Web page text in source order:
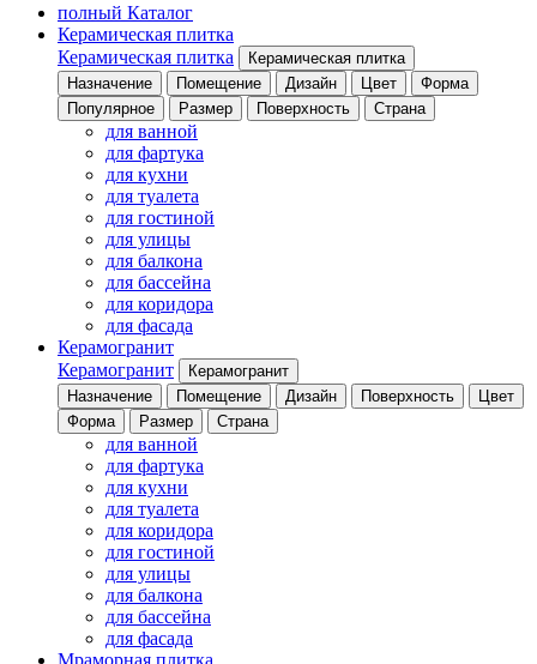
полный Каталог
Керамическая плитка
Керамическая плитка
Керамическая плитка
Назначение
Помещение Дизайн Цвет
Форма
Популярное
Размер Поверхность Страна
для ванной
для фартука
для кухни
для туалета
для гостиной
для улицы
для балкона
для бассейна
для коридора
для фасада
Керамогранит
Керамогранит
Керамогранит
Назначение
Помещение Дизайн Поверхность
Цвет
Форма
Размер Страна
для ванной
для фартука
для кухни
для туалета
для коридора
для гостиной
для улицы
для балкона
для бассейна
для фасада
Мраморная плитка